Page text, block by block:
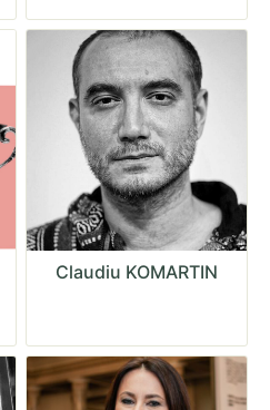
Claudiu KOMARTIN